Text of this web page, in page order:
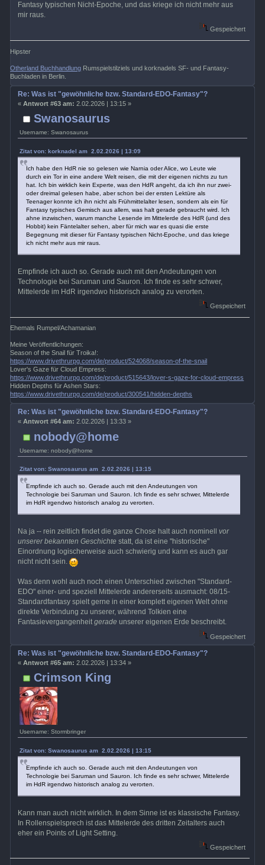
Fantasy typischen Nicht-Epoche, und das kriege ich nicht mehr aus
mir raus.
Gespeichert
Hipster
Otherland Buchhandlung Rumspielstilziels und korknadels SF- und Fantasy-
Buchladen in Berlin.
Swanosaurus
Username: Swanosaurus
Re: Was ist "gewöhnliche bzw. Standard-EDO-Fantasy"?
« Antwort #63 am: 2.02.2026 | 13:15 »
Zitat von: korknadel am 2.02.2026 | 13:09
Ich habe den HdR nie so gelesen wie Narnia oder Alice, wo Leute wie
durch ein Tor in eine andere Welt reisen, die mit der eigenen nichts zu tun
hat. Ich bin wirklich kein Experte, was den HdR angeht, da ich ihn nur zwei-
oder dreimal gelesen habe, aber schon bei der ersten Lektüre als
Teenager konnte ich ihn nicht als Frühmittelalter lesen, sondern als ein für
Fantasy typisches Gemisch aus allem, was halt gerade gebraucht wird. Ich
ahne inzwischen, warum manche Lesende im Mittelerde des HdR (und des
Hobbit) kein Fäntelalter sehen, aber für mich war es quasi die erste
Begegnung mit dieser für Fantasy typischen Nicht-Epoche, und das kriege
ich nicht mehr aus mir raus.
Empfinde ich auch so. Gerade auch mit den Andeutungen von
Technologie bei Saruman und Sauron. Ich finde es sehr schwer,
Mittelerde im HdR irgendwo historisch analog zu verorten.
Gespeichert
Ehemals Rumpel/Achamanian
Meine Veröffentlichungen:
Season of the Snail für Troika!:
https://www.drivethrurpg.com/de/product/524068/season-of-the-snail
Lover's Gaze für Cloud Empress:
https://www.drivethrurpg.com/de/product/515643/lover-s-gaze-for-cloud-empress
Hidden Depths für Ashen Stars:
https://www.drivethrurpg.com/de/product/300541/hidden-depths
nobody@home
Username: nobody@home
Re: Was ist "gewöhnliche bzw. Standard-EDO-Fantasy"?
« Antwort #64 am: 2.02.2026 | 13:33 »
Zitat von: Swanosaurus am 2.02.2026 | 13:15
Empfinde ich auch so. Gerade auch mit den Andeutungen von
Technologie bei Saruman und Sauron. Ich finde es sehr schwer, Mittelerde
im HdR irgendwo historisch analog zu verorten.
Na ja -- rein zeitlich findet die ganze Chose halt auch nominell vor
unserer bekannten Geschichtestatt, da ist eine "historische"
Einordnung logischerweise auch schwierig und kann es auch gar
nicht nicht sein.
Was denn wohl auch noch einen Unterschied zwischen "Standard-
EDO" einer- und speziell Mittelerde andererseits ausmacht: 08/15-
Standardfantasy spielt gerne in einer komplett eigenen Welt ohne
direkte Verbindung zu unserer, während Tolkien eine
Fantasievergangenheitgeradeunserer eigenen Erde beschreibt.
Gespeichert
Crimson King
Username: Stormbringer
Re: Was ist "gewöhnliche bzw. Standard-EDO-Fantasy"?
« Antwort #65 am: 2.02.2026 | 13:34 »
Zitat von: Swanosaurus am 2.02.2026 | 13:15
Empfinde ich auch so. Gerade auch mit den Andeutungen von
Technologie bei Saruman und Sauron. Ich finde es sehr schwer, Mittelerde
im HdR irgendwo historisch analog zu verorten.
Kann man auch nicht wirklich. In dem Sinne ist es klassische Fantasy.
In Rollenspielsprech ist das Mittelerde des dritten Zeitalters auch
eher ein Points of Light Setting.
Gespeichert